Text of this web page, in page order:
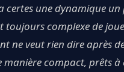
certes une dynamique
toujours complexe de
ne veut rien dire après
manière compact, prêts